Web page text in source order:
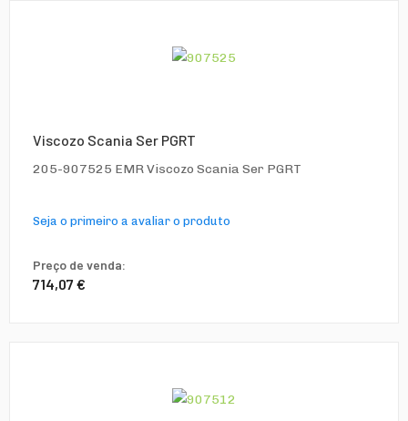
Viscozo Scania Ser PGRT
205-907525 EMR Viscozo Scania Ser PGRT
Seja o primeiro a avaliar o produto
Preço de venda:
714,07 €